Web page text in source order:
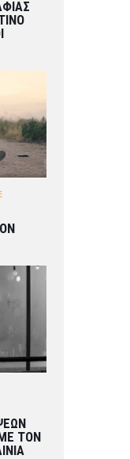
ΤΟΝ